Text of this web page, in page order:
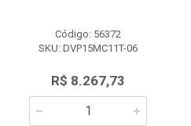
Código: 56372
SKU: DVP15MC11T-06
R$ 8.267,73